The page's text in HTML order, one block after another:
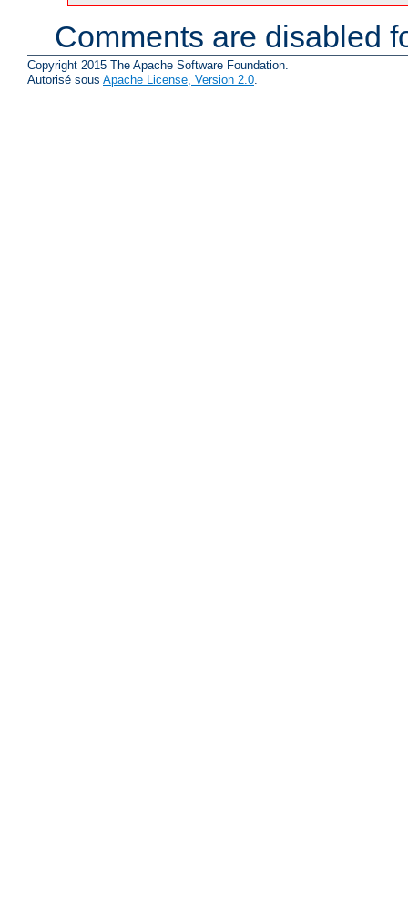
Comments are disabled
Copyright 2015 The Apache Software Foundation.
Autorisé sous Apache License, Version 2.0